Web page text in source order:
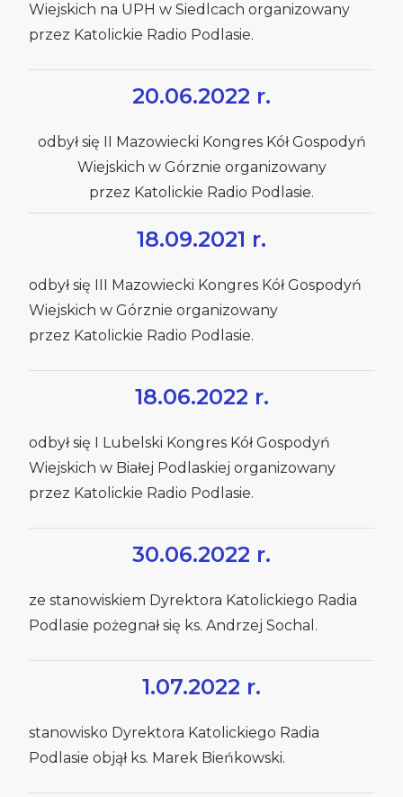
Wiejskich na UPH w Siedlcach organizowany
przez Katolickie Radio Podlasie.
20.06.2022 r.
odbył się II Mazowiecki Kongres Kół Gospodyń
Wiejskich w Górznie organizowany
przez Katolickie Radio Podlasie.
18.09.2021 r.
odbył się III Mazowiecki Kongres Kół Gospodyń
Wiejskich w Górznie organizowany
przez Katolickie Radio Podlasie.
18.06.2022 r.
odbył się I Lubelski Kongres Kół Gospodyń
Wiejskich w Białej Podlaskiej organizowany
przez Katolickie Radio Podlasie.
30.06.2022 r.
ze stanowiskiem Dyrektora Katolickiego Radia
Podlasie pożegnał się ks. Andrzej Sochal.
1.07.2022 r.
stanowisko Dyrektora Katolickiego Radia
Podlasie objął ks. Marek Bieńkowski.